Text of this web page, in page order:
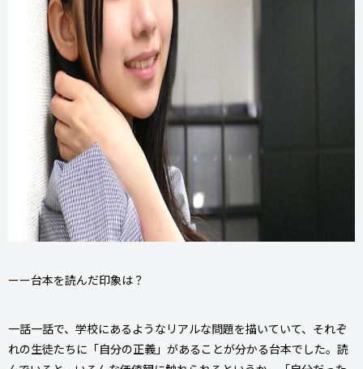
ーー台本を読んだ印象は？
一話一話で、学校にあるようなリアルな問題を描いていて、それぞ
れの生徒たちに「自分の正義」があることが分かる台本でした。読